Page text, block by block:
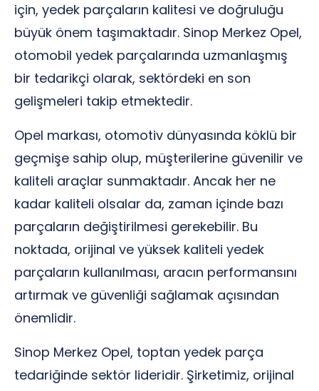
için, yedek parçaların kalitesi ve doğruluğu
büyük önem taşımaktadır. Sinop Merkez Opel,
otomobil yedek parçalarında uzmanlaşmış
bir tedarikçi olarak, sektördeki en son
gelişmeleri takip etmektedir.
Opel markası, otomotiv dünyasında köklü bir
geçmişe sahip olup, müşterilerine güvenilir ve
kaliteli araçlar sunmaktadır. Ancak her ne
kadar kaliteli olsalar da, zaman içinde bazı
parçaların değiştirilmesi gerekebilir. Bu
noktada, orijinal ve yüksek kaliteli yedek
parçaların kullanılması, aracın performansını
artırmak ve güvenliği sağlamak açısından
önemlidir.
Sinop Merkez Opel, toptan yedek parça
tedariğinde sektör lideridir. Şirketimiz, orijinal